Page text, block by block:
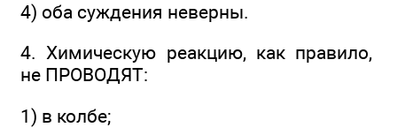
4) оба суждения неверны.
4. Химическую реакцию, как правило,
не ПРОВОДЯТ:
1) в колбе;